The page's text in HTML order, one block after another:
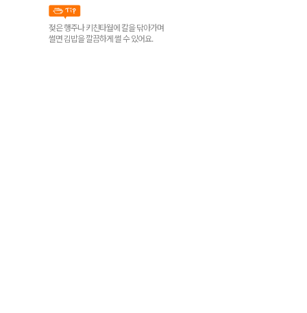
젖은 행주나 키친타월에 칼을 닦아가며
썰면 김밥을 깔끔하게 썰 수 있어요.